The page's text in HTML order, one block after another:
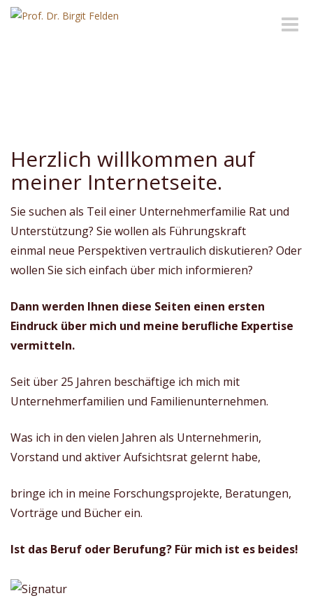
Toggle
Herzlich willkommen auf
meiner Internetseite.
Sie suchen als Teil einer Unternehmerfamilie Rat und
Unterstützung? Sie wollen als Führungskraft
einmal neue Perspektiven vertraulich diskutieren? Oder
wollen Sie sich einfach über mich informieren?
Dann werden Ihnen diese Seiten einen ersten
Eindruck über mich und meine berufliche Expertise
vermitteln.
Seit über 25 Jahren beschäftige ich mich mit
Unternehmerfamilien und Familienunternehmen.
Was ich in den vielen Jahren als Unternehmerin,
Vorstand und aktiver Aufsichtsrat gelernt habe,
bringe ich in meine Forschungsprojekte, Beratungen,
Vorträge und Bücher ein.
Ist das Beruf oder Berufung? Für mich ist es beides!